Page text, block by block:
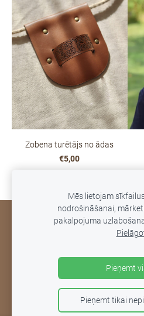
Zobena turētājs no ādas
€5,00
NOTEIKUMI PIEGĀDE UN
PRIVĀTUMA POLITIKA
Mēs lietojam
nodrošināšanai,
pakalpojuma
Pieņemt
Pieņemt tikai